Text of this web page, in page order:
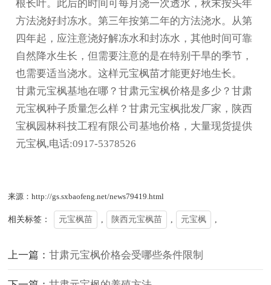
根长叶。此后的时间可每月浇一次透水，秋末按头年
方法浇好封冻水。第三年按第二年的方法浇水。从第
四年起，应注意浇好解冻水和封冻水，其他时间可靠
自然降水生长，但需要注意的是在特别干旱的季节，
也需要适当浇水。这样元宝枫苗才能更好地生长。
甘肃元宝枫基地在哪？甘肃元宝枫价格是多少？甘肃
元宝枫种子质量怎么样？甘肃元宝枫批发厂家，陕西
宝枫园林科技工程有限公司基地价格，大量现货提供
元宝枫,电话:0917-5378526
来源：http://gs.sxbaofeng.net/news79419.html
相关标签： 元宝枫苗 陕西元宝枫苗 元宝枫
上一篇：甘肃元宝枫价格会受哪些条件限制